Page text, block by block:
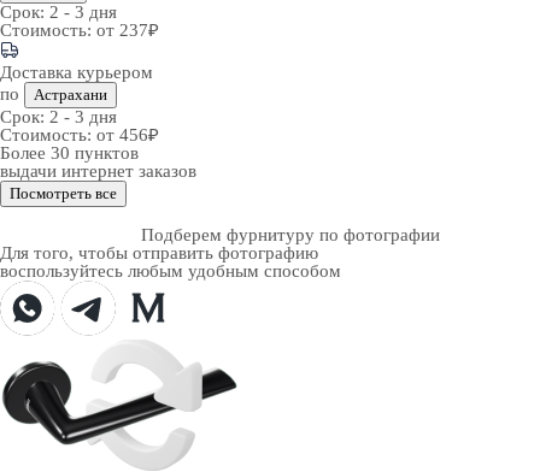
Срок: 2 - 3 дня
Стоимость: от 237₽
Доставка курьером
по
Астрахани
Срок: 2 - 3 дня
Стоимость: от 456₽
Более 30 пунктов
выдачи интернет заказов
Посмотреть все
Подберем фурнитуру по фотографии
Для того, чтобы отправить фотографию
воспользуйтесь любым удобным способом